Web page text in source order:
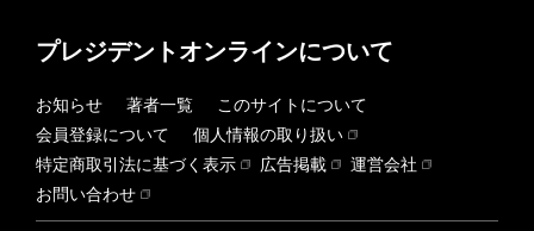
プレジデントオンラインについて
お知らせ 著者一覧
このサイトについて
会員登録について
個人情報の取り扱い
特定商取引法に基づく表示
広告掲載
運営会社
お問い合わせ